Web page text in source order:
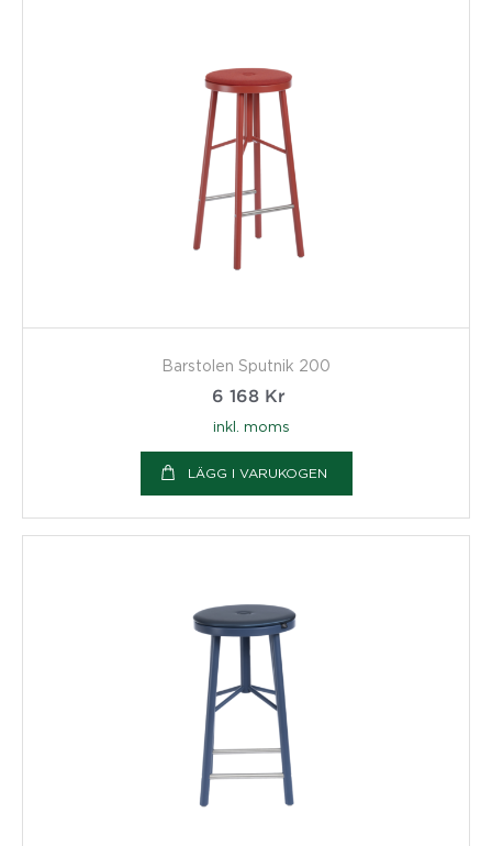
Barstolen Sputnik 200
6 168 Kr
inkl. moms
LÄGG I VARUKOGEN